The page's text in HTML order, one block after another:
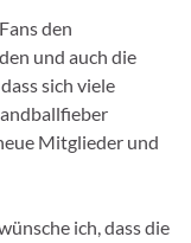
den
und auch die
sich viele
Mitglieder und
ich, dass die